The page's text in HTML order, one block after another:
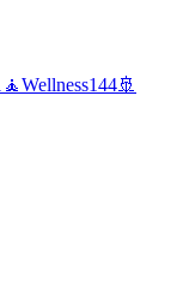
🧘Wellness144🚢